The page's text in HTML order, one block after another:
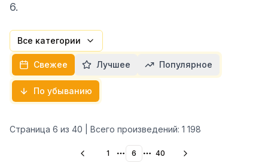
6.
Все категории
Свежее Лучшее Популярное
По убыванию
Страница 6 из 40 | Всего произведений: 1 198
1 More pages
6 More pages
40